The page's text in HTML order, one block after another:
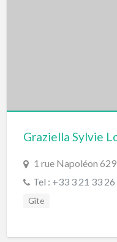
Graziella Sylvie
1 rue Napoléon
Tel : +33 3 21 33
Gîte